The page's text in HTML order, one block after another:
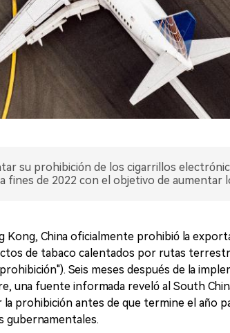
su prohibición de los cigarrillos
fines de 2022 con el objetivo de aumentar
Kong, China oficialmente prohibió la
de tabaco calentados por rutas
Seis meses después de la
una fuente informada reveló al South
prohibición antes de que termine el año
gubernamentales.